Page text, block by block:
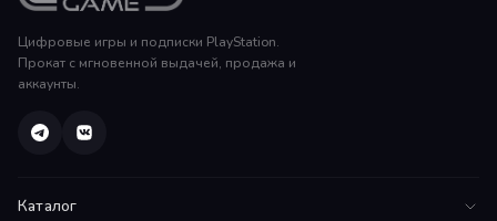
Цифровые игры и подписки PlayStation.
Прокат с мгновенной выдачей, продажа и
аккаунты.
Каталог